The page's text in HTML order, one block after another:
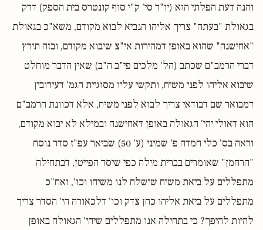
והנה דעת הפלתי הוא (יו"ד סי' ק"י סוף קונטרס בית הספק) דרק
בגאולת "בעתה" צריך אליהו הנביא לבוא מקודם, משא"כ בגאולת
"אחישנה" שהוא באופן דמהירות אי"צ שיבוא מקודם, ובזה תירץ
דברי הרמב"ם שכתב (הל' מלכים פי"ב ה"ב) שאין הדבר מוחלט
שיבוא אליהו לפני משיח, ותקשי עליו מסוגיית הגמ' דעירובין
דמבואר שם דבודאי צריך לבוא לפני משיח, אלא דכוונת הרמב"ם
הוא דאולי יהי' הגאולה באופן דאחישנה ובמילא לא יבוא מקודם,
וראה בס' כלי חמדה פ' שמיני (ע' 50) שביאר עפ"ז סדר נוסח
"הרחמן" שאומרים בברית מילה כפי שיסד הפייטן, דבתחילה
מתפללים על ביאת משיח שישלח לנו משיחו וכו', ואח"כ
מתפללים על ביאת אליהו כהן צדק וכו' דלכאורה הי' הסדר צריך
להיות להיפך? כי בתחילה אנו מתפללים שיהי' הגאולה באופן